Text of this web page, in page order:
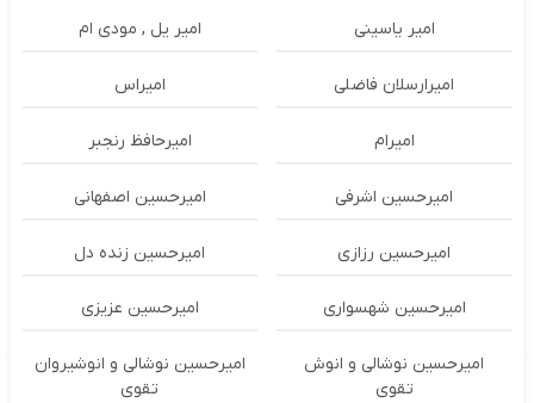
امیر یاسینی امیر یل , مودی ام
امیرارسلان فاضلی امیراس
امیرام امیرحافظ رنجبر
امیرحسین اشرفی امیرحسین اصفهانی
امیرحسین رزازی امیرحسین زنده دل
امیرحسین شهسواری امیرحسین عزیزی
امیرحسین نوشالی و انوش
تقوی
امیرحسین نوشالی و انوشیروان
تقوی